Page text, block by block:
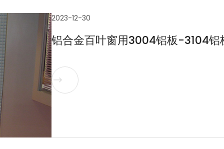
2023-12-30
铝合金百叶窗用3004铝板-3104铝
